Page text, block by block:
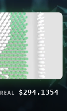
REAL $294.1354